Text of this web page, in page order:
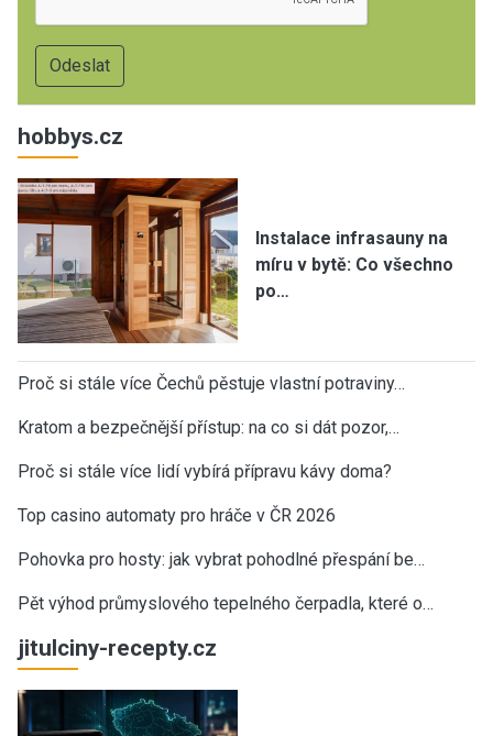
hobbys.cz
Instalace infrasauny na
míru v bytě: Co všechno
po…
Proč si stále více Čechů pěstuje vlastní potraviny…
Kratom a bezpečnější přístup: na co si dát pozor,…
Proč si stále více lidí vybírá přípravu kávy doma?
Top casino automaty pro hráče v ČR 2026
Pohovka pro hosty: jak vybrat pohodlné přespání be…
Pět výhod průmyslového tepelného čerpadla, které o…
jitulciny-recepty.cz